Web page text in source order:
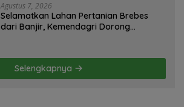
Agustus 7, 2026
Selamatkan Lahan Pertanian Brebes
dari Banjir, Kemendagri Dorong
Selengkapnya